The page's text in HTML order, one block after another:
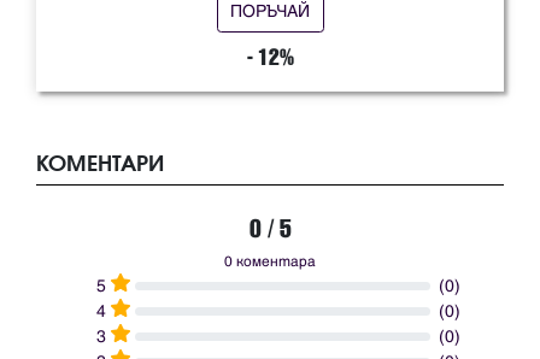
ПОРЪЧАЙ
- 12%
КОМЕНТАРИ
0 / 5
0 коментара
5
(0)
4
(0)
3
(0)